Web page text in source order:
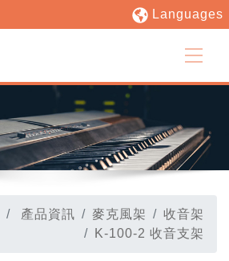
Languages
產品資訊 麥克風架
收音架
K-100-2 收音支架